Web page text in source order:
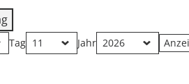
Tag Jahr